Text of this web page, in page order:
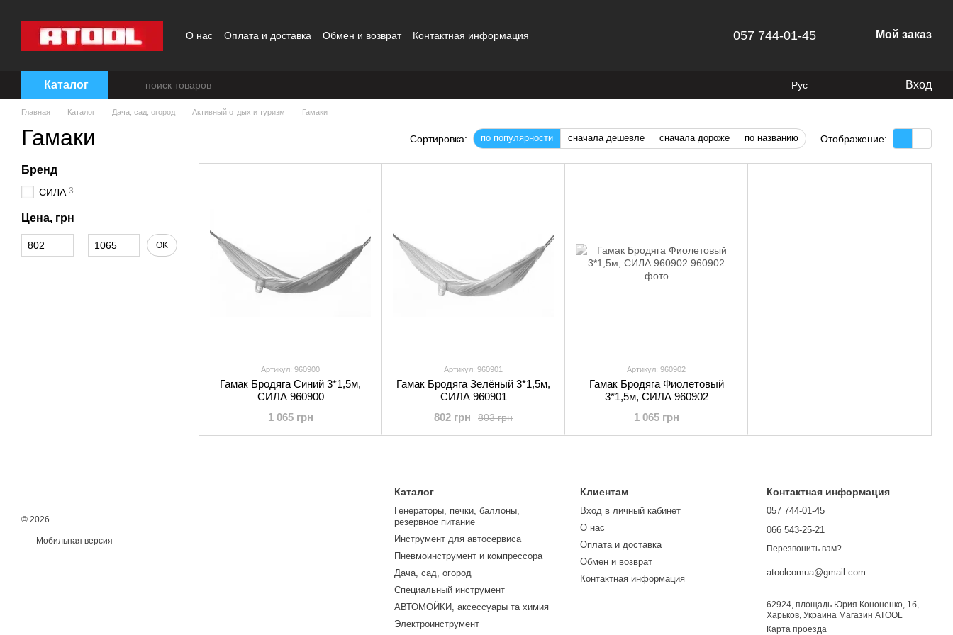
О нас Оплата и доставка Обмен и возврат Контактная информация 057 744-01-45 Мой заказ
Каталог Рус Вход
Главная Каталог Дача, сад, огород Активный отдых и туризм Гамаки
Гамаки Сортировка: по популярности сначала дешевле сначала дороже по названию Отображение:
Артикул: 960900
Гамак Бродяга Синий 3*1,5м,
СИЛА 960900
1 065 грн
Артикул: 960901
Гамак Бродяга Зелёный 3*1,5м,
СИЛА 960901
803 грн
802 грн
Артикул: 960902
Гамак Бродяга Фиолетовый
3*1,5м, СИЛА 960902
1 065 грн
Бренд
СИЛА 3
Цена, грн
От Цена, грн
До Цена, грн OK
© 2026
Мобильная версия
Каталог
Генераторы, печки, баллоны,
резервное питание
Инструмент для автосервиса
Пневмоинструмент и компрессора
Дача, сад, огород
Специальный инструмент
АВТОМОЙКИ, аксессуары та химия
Электроинструмент
Клиентам
Вход в личный кабинет
О нас
Оплата и доставка
Обмен и возврат
Контактная информация
Контактная информация
057 744-01-45
066 543-25-21
Перезвонить вам?
atoolcomua@gmail.com
62924, площадь Юрия Кононенко, 1б,
Харьков, Украина Магазин ATOOL
Карта проезда